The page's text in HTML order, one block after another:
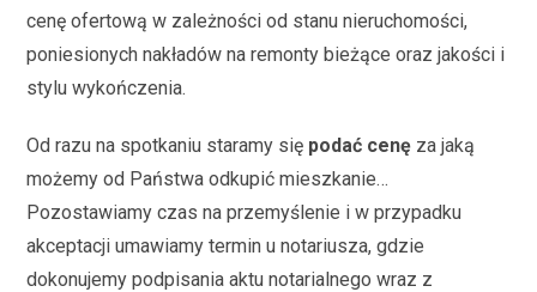
cenę ofertową w zależności od stanu nieruchomości,
poniesionych nakładów na remonty bieżące oraz jakości i
stylu wykończenia.
Od razu na spotkaniu staramy się podać cenę za jaką
możemy od Państwa odkupić mieszkanie…
Pozostawiamy czas na przemyślenie i w przypadku
akceptacji umawiamy termin u notariusza, gdzie
dokonujemy podpisania aktu notarialnego wraz z